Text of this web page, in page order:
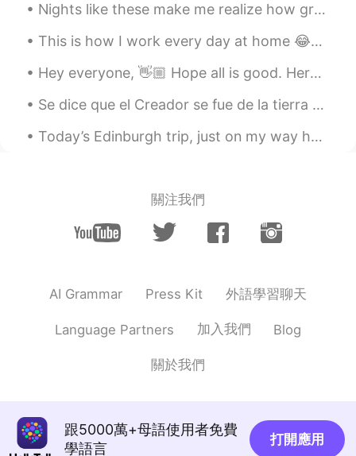
Beautiful picture go private message to
speak french ;)
Maryna_Rus_Eng 2020.04.30 18:37
@aamirhussain @Simple_man
@ⵉⴽⵓⵙⵢⵓⵎ Icosium DZ FR @LazyBubble
泡芙🦉 @Нурия. @Ricardo @Ania She
@Maxim @Amr Abdallah @Turza
@Lana @Andrey @Alex🇷🇺 Спасибо за
советы! Обязательно всё попробую!
suggestions! I’ll make sure to try
Andrey
Nights like these make me realize how grateful I am to have been able to travel the world. 🇯🇵🇹🇭🇨🇦...
This is how I work every day at home 😂😂🐈‍⬛ It amazes me that I get any work done at all! Linn i...
Hey everyone, 👋🏼 Hope all is good. Here we have some words that may be difficult to pronounce. T...
Se dice que el Creador se fue de la tierra al cielo para vigilarnos. Así él siempre está con cada...
Today’s Edinburgh trip, just on my way home now hahah. I can’t believe you couldn’t get a drink a...
關注我們
AI Grammar Press Kit 外語學習聊天
Language Partners 加入我們 Blog
關於我們
跟5000萬+母語使用者免費
學語言
打開應用